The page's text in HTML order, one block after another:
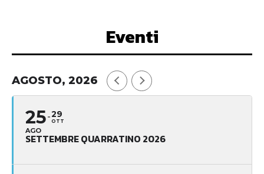
Eventi
AGOSTO, 2026
25
AGO
29
OTT
SETTEMBRE QUARRATINO 2026